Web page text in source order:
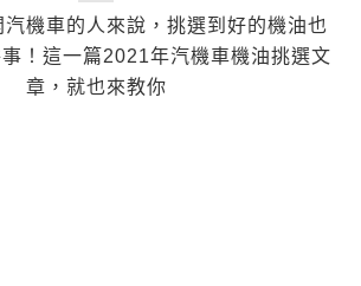
機車的人來說，挑選到好的機油也
！這一篇2021年汽機車機油挑選文
章，就也來教你